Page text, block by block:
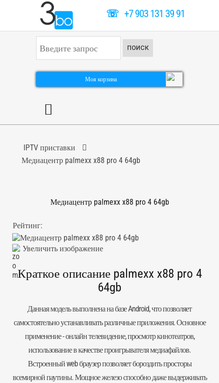
☏+7 903 131 39 91
к
а
ь
ПОИСК
Моя корзина
IPTV приставки
Медиацентр palmexx x88 pro 4 64gb
Медиацентр palmexx x88 pro 4 64gb
Рейтинг:
Увеличить изображение
Краткое описание palmexx x88 pro 4
64gb
Данная модель выполнена на базе Android, что позволяет
самостоятельно устанавливать различные приложения. Основное
применение - онлайн телевидение, просмотр кинотеатров,
использование в качестве проигрывателя медиафайлов.
Встроенный web браузер позволяет бороздить просторы
всемирной паутины. Мощное железо способно даже выдерживать